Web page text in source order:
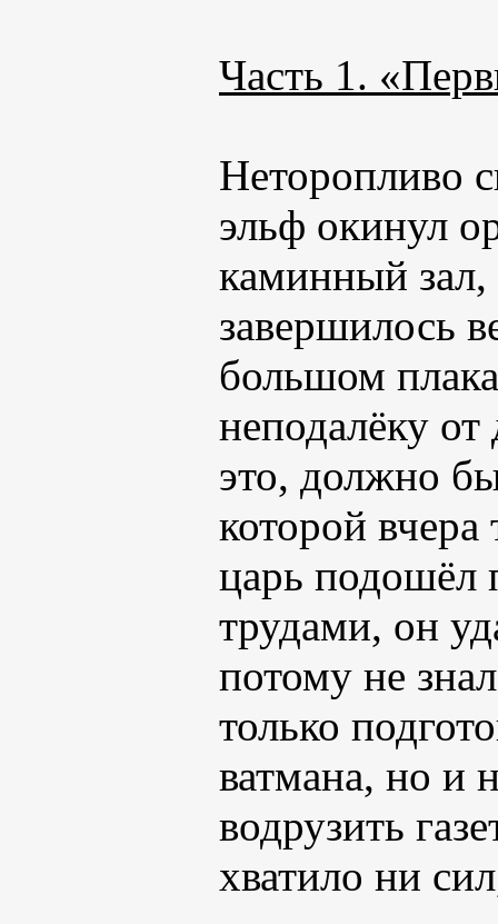
Часть 1.
Неторопливо
эльф окинул
каминный
завершилось
большом
неподалёку
это, должно
которой
царь
трудами, он
потому не
только
ватмана, но и
водрузить
хватило ни